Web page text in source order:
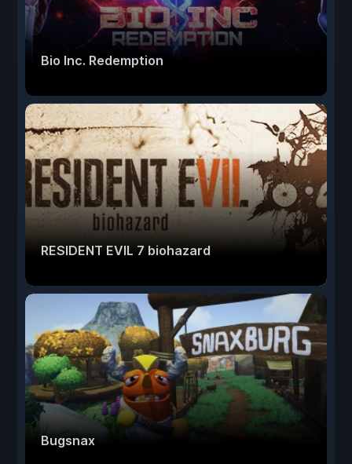
Bio Inc. Redemption
RESIDENT EVIL 7 biohazard
Bugsnax